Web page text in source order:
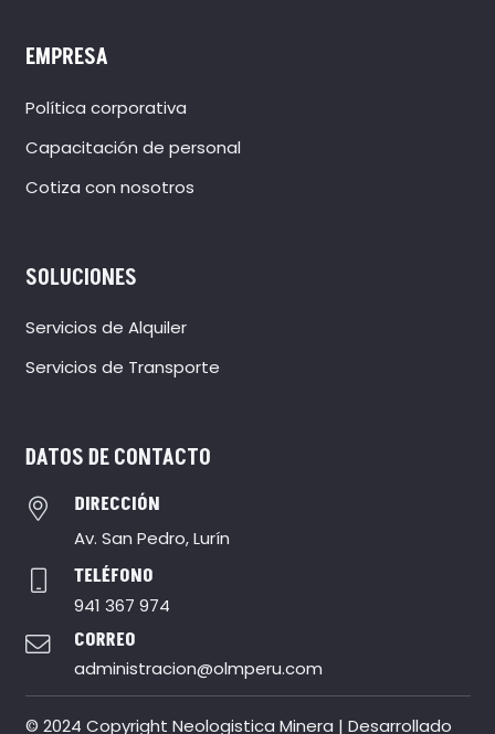
EMPRESA
Política corporativa
Capacitación de personal
Cotiza con nosotros
SOLUCIONES
Servicios de Alquiler
Servicios de Transporte
DATOS DE CONTACTO
DIRECCIÓN
Av. San Pedro, Lurín
TELÉFONO
941 367 974
CORREO
administracion@olmperu.com
© 2024 Copyright Neologistica Minera | Desarrollado